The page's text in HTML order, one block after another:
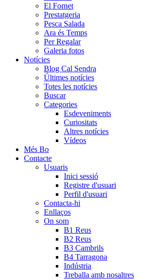
El Fornet
Prestatgeria
Pesca Salada
Ara és Temps
Per Regalar
Galeria fotos
Notícies
Blog Cal Sendra
Últimes notícies
Totes les notícies
Buscar
Categories
Esdeveniments
Curiositats
Altres notícies
Vídeos
Més Bo
Contacte
Usuaris
Inici sessió
Registre d'usuari
Perfil d'usuari
Contacta-hi
Enllaços
On som
B1 Reus
B2 Reus
B3 Cambrils
B4 Tarragona
Indústria
Treballa amb nosaltres